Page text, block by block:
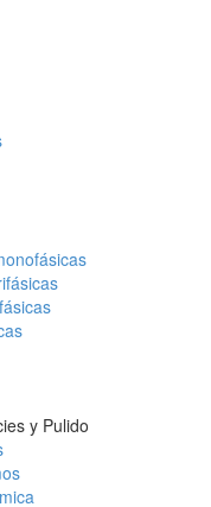
y Pulido